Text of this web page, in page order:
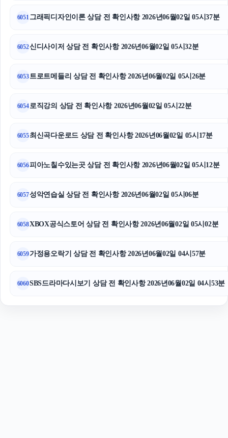
6051 그래픽디자인이론 상담 전 확인사항 2026년06월02일 05시37분
6052신디사이저 상담 전 확인사항 2026년06월02일 05시32분
6053트로트메들리 상담 전 확인사항 2026년06월02일 05시26분
6054로직강의 상담 전 확인사항 2026년06월02일 05시22분
6055최신곡다운로드 상담 전 확인사항 2026년06월02일 05시17분
6056피아노칠수있는곳 상담 전 확인사항 2026년06월02일 05시12분
6057성악연습실 상담 전 확인사항 2026년06월02일 05시06분
6058XBOX공식스토어 상담 전 확인사항 2026년06월02일 05시02분
6059가정용오락기 상담 전 확인사항 2026년06월02일 04시57분
6060SBS드라마다시보기 상담 전 확인사항 2026년06월02일 04시53분